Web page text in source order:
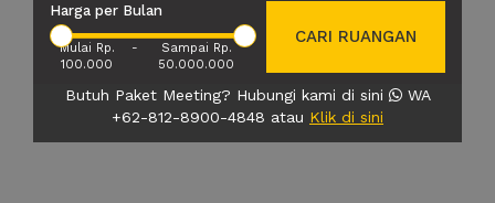
Harga per Bulan
Mulai Rp.
100.000
-
Sampai Rp.
50.000.000
CARI RUANGAN
Butuh Paket Meeting? Hubungi kami di sini
WA
+62-812-8900-4848 atau Klik di sini